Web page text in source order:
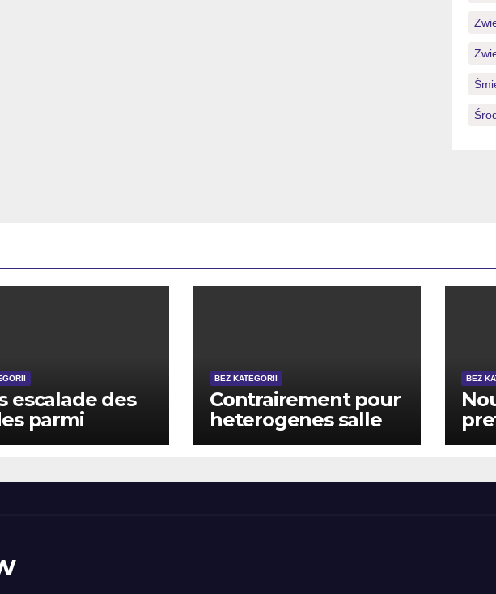
escalade des
parmi
, ! parmi
BEZ KATEGORII
Contrairement pour
heterogenes salle
de jeu un tantinet,
Partouche cible ceci
BEZ